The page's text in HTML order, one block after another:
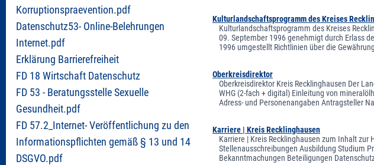
Korruptionspraevention.pdf
Datenschutz53- Online-Belehrungen
Internet.pdf
Erklärung Barrierefreiheit
FD 18 Wirtschaft Datenschutz
FD 53 - Beratungsstelle Sexuelle
Gesundheit.pdf
FD 57.2_Internet- Veröffentlichung zu den
Informationspflichten gemäß § 13 und 14
DSGVO.pdf
Kulturlandschaftsprogramm des Kreises
Kulturlandschaftsprogramm des Kreises
09. September 1996 genehmigt durch Erlass
1996 umgestellt Richtlinien über die
Oberkreisdirektor
Oberkreisdirektor Kreis Recklinghausen Der
WHG (2-fach + digital) Einleitung von
Adress- und Personenangaben Antragsteller
Karriere | Kreis Recklinghausen
Karriere | Kreis Recklinghausen zum Inhalt
Stellenausschreibungen Ausbildung Studium
Bekanntmachungen Beteiligungen